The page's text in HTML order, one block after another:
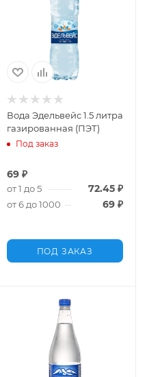
Вода Эдельвейс 1.5 литра
газированная (ПЭТ)
Под заказ
69₽
от 1 до 5 72.45 ₽
от 6 до 1000 69 ₽
ПОД ЗАКАЗ